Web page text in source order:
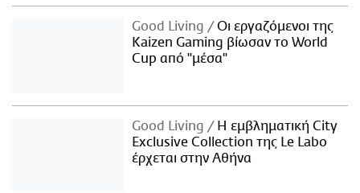
Good Living
Οι εργαζόμενοι της
Kaizen Gaming βίωσαν το World
Cup από "μέσα"
Good Living
Η εμβληματική City
Exclusive Collection της Le Labo
έρχεται στην Αθήνα